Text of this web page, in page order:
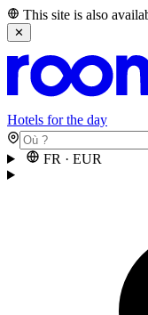
This site is also
✕
Hotels for the day
FR · EUR